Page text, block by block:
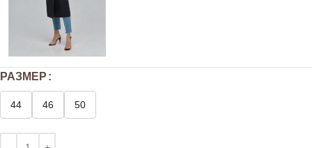
РАЗМЕР
44 46 50